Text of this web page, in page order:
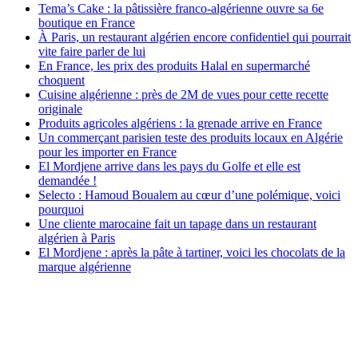
Tema’s Cake : la pâtissière franco-algérienne ouvre sa 6e
boutique en France
À Paris, un restaurant algérien encore confidentiel qui pourrait
vite faire parler de lui
En France, les prix des produits Halal en supermarché
choquent
Cuisine algérienne : près de 2M de vues pour cette recette
originale
Produits agricoles algériens : la grenade arrive en France
Un commerçant parisien teste des produits locaux en Algérie
pour les importer en France
El Mordjene arrive dans les pays du Golfe et elle est
demandée !
Selecto : Hamoud Boualem au cœur d’une polémique, voici
pourquoi
Une cliente marocaine fait un tapage dans un restaurant
algérien à Paris
El Mordjene : après la pâte à tartiner, voici les chocolats de la
marque algérienne